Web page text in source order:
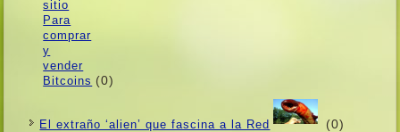
(0)
El extraño ‘alien’ que fascina a la Red (0)